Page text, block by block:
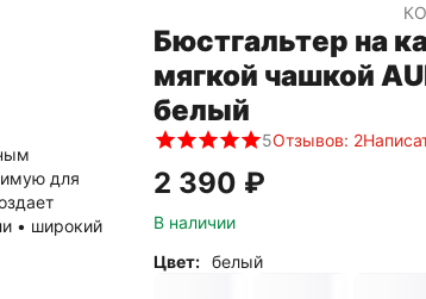
Бюстгальтер на
мягкой чашкой
белый
5Отзывов: 2
2 390 ₽
В наличии
Цвет: белый
для
• широкий